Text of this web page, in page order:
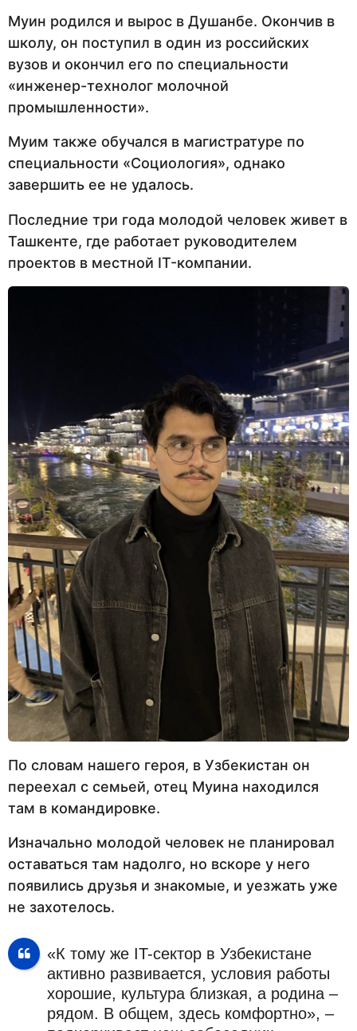
Муин родился и вырос в Душанбе. Окончив в
школу, он поступил в один из российских
вузов и окончил его по специальности
«инженер-технолог молочной
промышленности».
Муим также обучался в магистратуре по
специальности «Социология», однако
завершить ее не удалось.
Последние три года молодой человек живет в
Ташкенте, где работает руководителем
проектов в местной IT-компании.
По словам нашего героя, в Узбекистан он
переехал с семьей, отец Муина находился
там в командировке.
Изначально молодой человек не планировал
оставаться там надолго, но вскоре у него
появились друзья и знакомые, и уезжать уже
не захотелось.
«К тому же IT-сектор в Узбекистане
активно развивается, условия работы
хорошие, культура близкая, а родина –
рядом. В общем, здесь комфортно», –